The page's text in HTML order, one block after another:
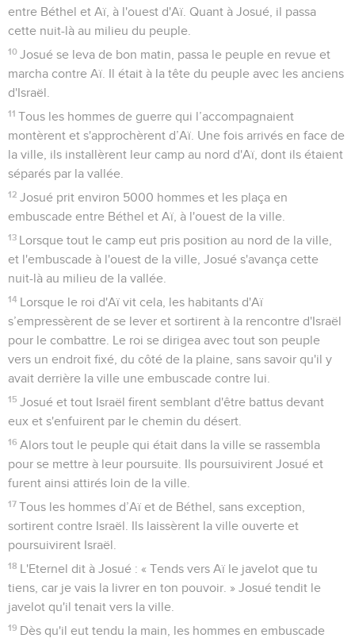
entre Béthel et Aï, à l'ouest d'Aï. Quant à Josué, il passa
cette nuit-là au milieu du peuple.
10 Josué se leva de bon matin, passa le peuple en revue et
marcha contre Aï. Il était à la tête du peuple avec les anciens
d'Israël.
11 Tous les hommes de guerre qui l’accompagnaient
montèrent et s'approchèrent d’Aï. Une fois arrivés en face de
la ville, ils installèrent leur camp au nord d'Aï, dont ils étaient
séparés par la vallée.
12 Josué prit environ 5000 hommes et les plaça en
embuscade entre Béthel et Aï, à l'ouest de la ville.
13 Lorsque tout le camp eut pris position au nord de la ville,
et l'embuscade à l'ouest de la ville, Josué s'avança cette
nuit-là au milieu de la vallée.
14 Lorsque le roi d'Aï vit cela, les habitants d'Aï
s’empressèrent de se lever et sortirent à la rencontre d'Israël
pour le combattre. Le roi se dirigea avec tout son peuple
vers un endroit fixé, du côté de la plaine, sans savoir qu'il y
avait derrière la ville une embuscade contre lui.
15 Josué et tout Israël firent semblant d'être battus devant
eux et s'enfuirent par le chemin du désert.
16 Alors tout le peuple qui était dans la ville se rassembla
pour se mettre à leur poursuite. Ils poursuivirent Josué et
furent ainsi attirés loin de la ville.
17 Tous les hommes d’Aï et de Béthel, sans exception,
sortirent contre Israël. Ils laissèrent la ville ouverte et
poursuivirent Israël.
18 L'Eternel dit à Josué : « Tends vers Aï le javelot que tu
tiens, car je vais la livrer en ton pouvoir. » Josué tendit le
javelot qu'il tenait vers la ville.
19 Dès qu'il eut tendu la main, les hommes en embuscade